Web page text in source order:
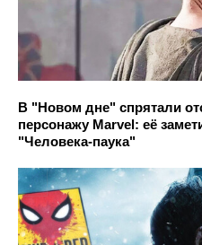
В "Новом дне" спрятали
персонажу Marvel: её
"Человека-паука"